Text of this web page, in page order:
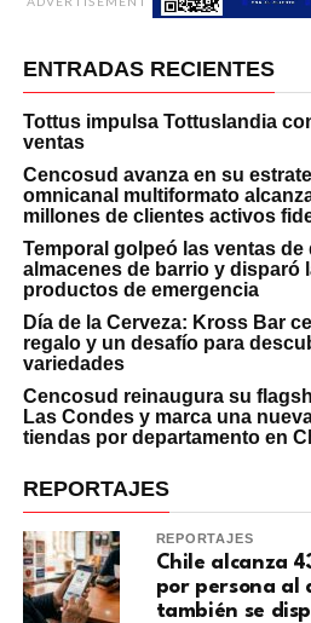
ENTRADAS RECIENTES
Tottus impulsa Tottuslandia
ventas
Cencosud avanza en su
omnicanal multiformato
millones de clientes activos
Temporal golpeó las ventas
almacenes de barrio y disparó
productos de emergencia
Día de la Cerveza: Kross Bar
regalo y un desafío para
variedades
Cencosud reinaugura su
Las Condes y marca una
tiendas por departamento en
REPORTAJES
REPORTAJES
Chile alcanza
por persona al
también se